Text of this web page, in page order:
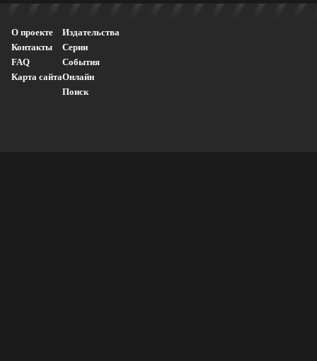
О проекте
Контакты
FAQ
Карта сайта
Издательства
Серии
События
Онлайн
Поиск